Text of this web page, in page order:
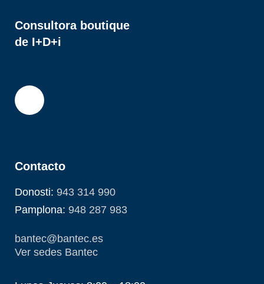
Consultora boutique
de I+D+i
Contacto
Donosti: 943 314 990
Pamplona: 948 287 983
bantec@bantec.es
Ver sedes Bantec